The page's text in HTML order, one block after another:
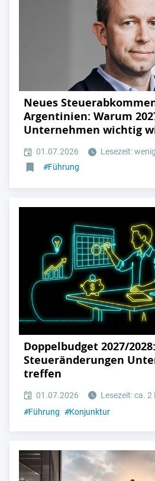
Neues
Argentinien: Warum
Unternehmen wichtig
01.07.2026
Lesezeit:
#Führung
Doppelbudget 2027/
Steueränderungen
treffen
01.07.2026
Lesezeit: ca. 2
#Führung #Konjunktur